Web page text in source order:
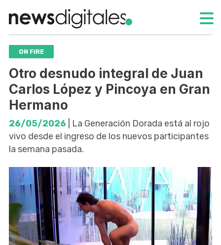
ON FIRE
Otro desnudo integral de Juan
Carlos López y Pincoya en Gran
Hermano
26/05/2026 | La Generación Dorada está al rojo
vivo desde el ingreso de los nuevos participantes
la semana pasada.